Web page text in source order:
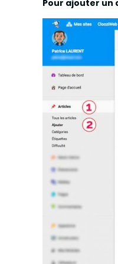
Pour ajouter un